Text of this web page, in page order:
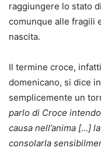
raggiungere lo stato
comunque alle fragili
nascita.
Il termine croce,
domenicano, si dice
semplicemente un
parlo di Croce
causa nell’anima […]
consolarla